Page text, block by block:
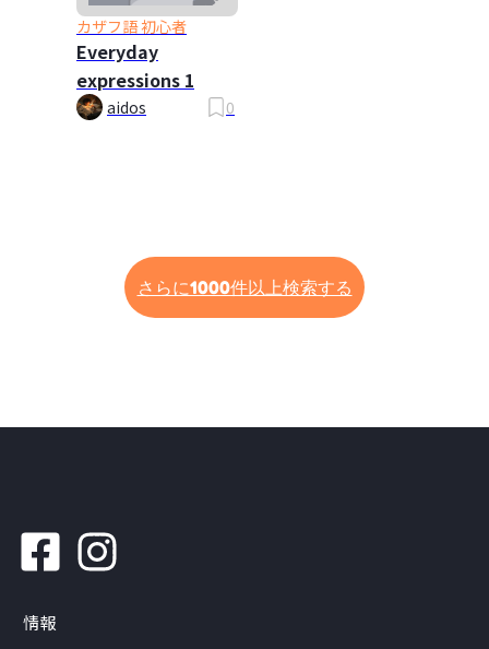
カザフ語 初心者
Everyday
expressions 1
aidos 0
さらに1000件以上検索する
情報